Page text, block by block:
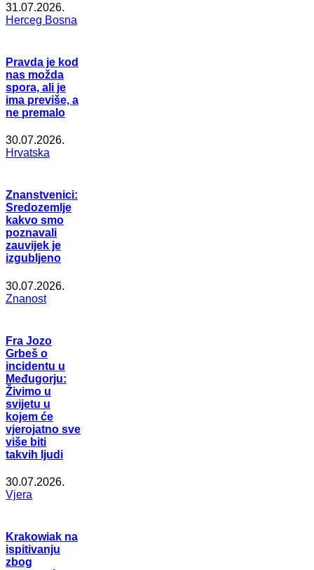
31.07.2026.
Herceg Bosna
Pravda je kod
nas možda
spora, ali je
ima previše, a
ne premalo
30.07.2026.
Hrvatska
Znanstvenici:
Sredozemlje
kakvo smo
poznavali
zauvijek je
izgubljeno
30.07.2026.
Znanost
Fra Jozo
Grbeš o
incidentu u
Međugorju:
Živimo u
svijetu u
kojem će
vjerojatno sve
više biti
takvih ljudi
30.07.2026.
Vjera
Krakowiak na
ispitivanju
zbog